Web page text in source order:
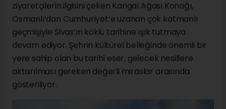
ziyaretçilerin ilgisini çeken Kangal Ağası Konağı,
Osmanlı’dan Cumhuriyet’e uzanan çok katmanlı
geçmişiyle Sivas’ın köklü tarihine ışık tutmaya
devam ediyor. Şehrin kültürel belleğinde önemli bir
yere sahip olan bu tarihî eser, gelecek nesillere
aktarılması gereken değerli miraslar arasında
gösteriliyor.